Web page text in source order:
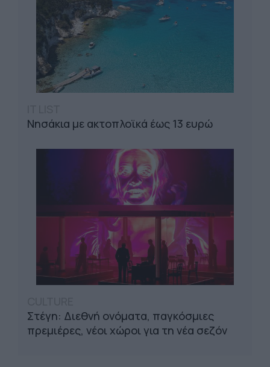
Νησάκια με ακτοπλοϊκά έως 13 ευρώ
Στέγη: Διεθνή ονόματα, παγκόσμιες
πρεμιέρες, νέοι χώροι για τη νέα σεζόν